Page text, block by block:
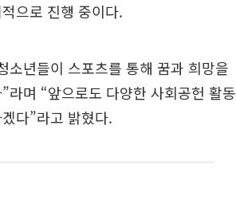
으로 진행 중이다.
소년들이 스포츠를 통해 꿈과 희망을
며 “앞으로도 다양한 사회공헌 활동
다”라고 밝혔다.